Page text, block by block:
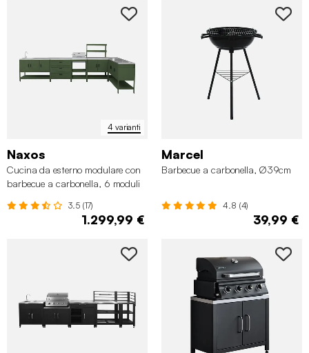
4 varianti
Naxos
Cucina da esterno modulare con
barbecue a carbonella, 6 moduli
3.5 (17)
1.299,99 €
Marcel
Barbecue a carbonella, Ø39cm
4.8 (4)
39,99 €